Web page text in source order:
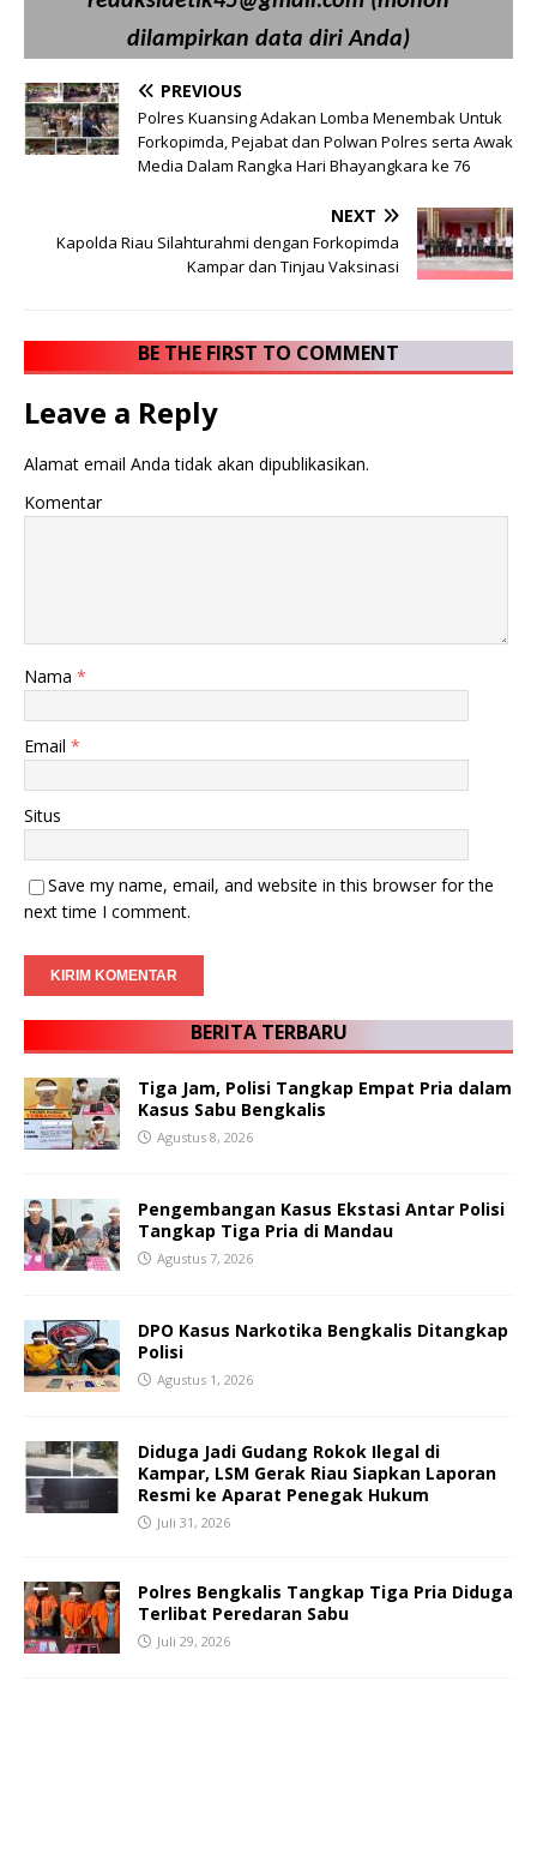
dilampirkan data diri Anda)
PREVIOUS
Polres Kuansing Adakan Lomba Menembak Untuk
Forkopimda, Pejabat dan Polwan Polres serta Awak
Media Dalam Rangka Hari Bhayangkara ke 76
NEXT
Kapolda Riau Silahturahmi dengan Forkopimda
Kampar dan Tinjau Vaksinasi
BE THE FIRST TO COMMENT
Leave a Reply
Alamat email Anda tidak akan dipublikasikan.
Komentar
Nama *
Email *
Situs
Save my name, email, and website in this browser for the
next time I comment.
BERITA TERBARU
Tiga Jam, Polisi Tangkap Empat Pria dalam
Kasus Sabu Bengkalis
Agustus 8, 2026
Pengembangan Kasus Ekstasi Antar Polisi
Tangkap Tiga Pria di Mandau
Agustus 7, 2026
DPO Kasus Narkotika Bengkalis Ditangkap
Polisi
Agustus 1, 2026
Diduga Jadi Gudang Rokok Ilegal di
Kampar, LSM Gerak Riau Siapkan Laporan
Resmi ke Aparat Penegak Hukum
Juli 31, 2026
Polres Bengkalis Tangkap Tiga Pria Diduga
Terlibat Peredaran Sabu
Juli 29, 2026